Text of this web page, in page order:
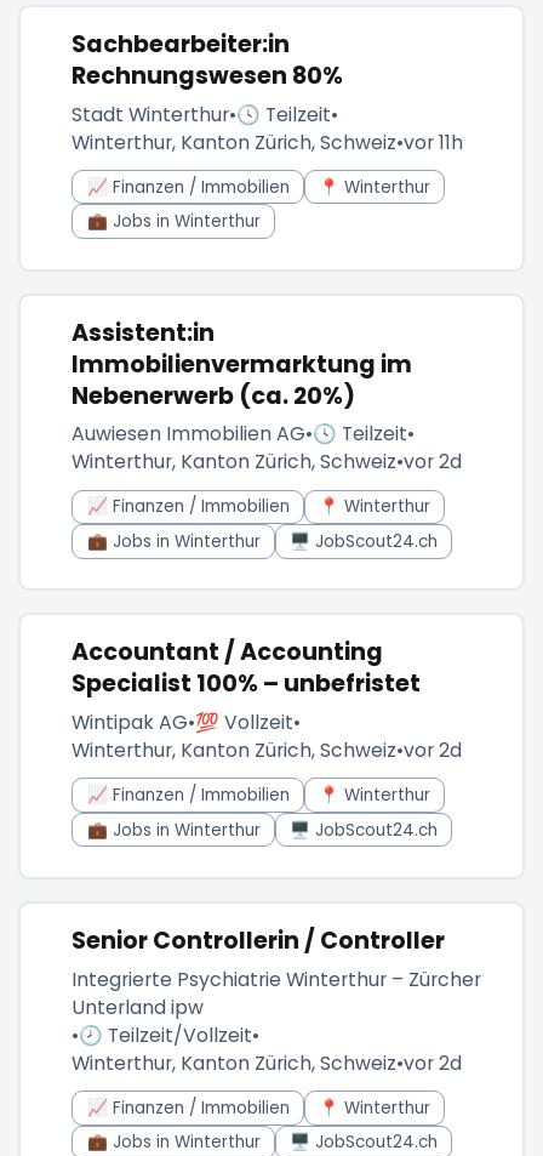
Sachbearbeiter:in
Rechnungswesen 80%
Stadt Winterthur•🕓 Teilzeit•
Winterthur, Kanton Zürich, Schweiz•vor 11h
📈 Finanzen / Immobilien
📍 Winterthur
💼 Jobs in Winterthur
Assistent:in
Immobilienvermarktung im
Nebenerwerb (ca. 20%)
Auwiesen Immobilien AG•🕓 Teilzeit•
Winterthur, Kanton Zürich, Schweiz•vor 2d
📈 Finanzen / Immobilien
📍 Winterthur
💼 Jobs in Winterthur
🖥️ JobScout24.ch
Accountant / Accounting
Specialist 100% – unbefristet
Wintipak AG•💯 Vollzeit•
Winterthur, Kanton Zürich, Schweiz•vor 2d
📈 Finanzen / Immobilien
📍 Winterthur
💼 Jobs in Winterthur
🖥️ JobScout24.ch
Senior Controllerin / Controller
Integrierte Psychiatrie Winterthur – Zürcher
Unterland ipw
•🕗 Teilzeit/Vollzeit•
Winterthur, Kanton Zürich, Schweiz•vor 2d
📈 Finanzen / Immobilien
📍 Winterthur
💼 Jobs in Winterthur
🖥️ JobScout24.ch